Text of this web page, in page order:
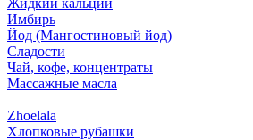
Жидкий кальций
Имбирь
Йод (Мангостиновый йод)
Сладости
Чай, кофе, концентраты
Массажные масла
Zhoelala
Хлопковые рубашки